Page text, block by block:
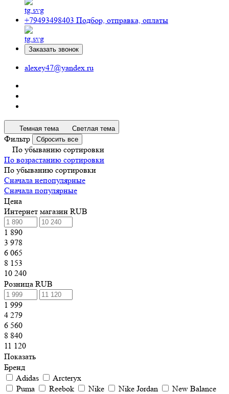
+79493498403 Подбор, отправка, оплаты
Заказать звонок
alexey47@yandex.ru
Темная тема Светлая тема
Фильтр Сбросить все
По убыванию сортировки
По возрастанию сортировки
По убыванию сортировки
Сначала непопулярные
Сначала популярные
Цена
Интернет магазин RUB
1 890
3 978
6 065
8 153
10 240
Розница RUB
1 999
4 279
6 560
8 840
11 120
Показать
Бренд
Adidas
Arcteryx
Puma
Reebok Nike Nike Jordan
New Balance